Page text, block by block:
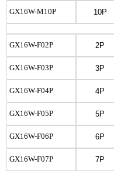
GX16W-M10P 10P
GX16W-F02P 2P
GX16W-F03P 3P
GX16W-F04P 4P
GX16W-F05P 5P
GX16W-F06P 6P
GX16W-F07P 7P